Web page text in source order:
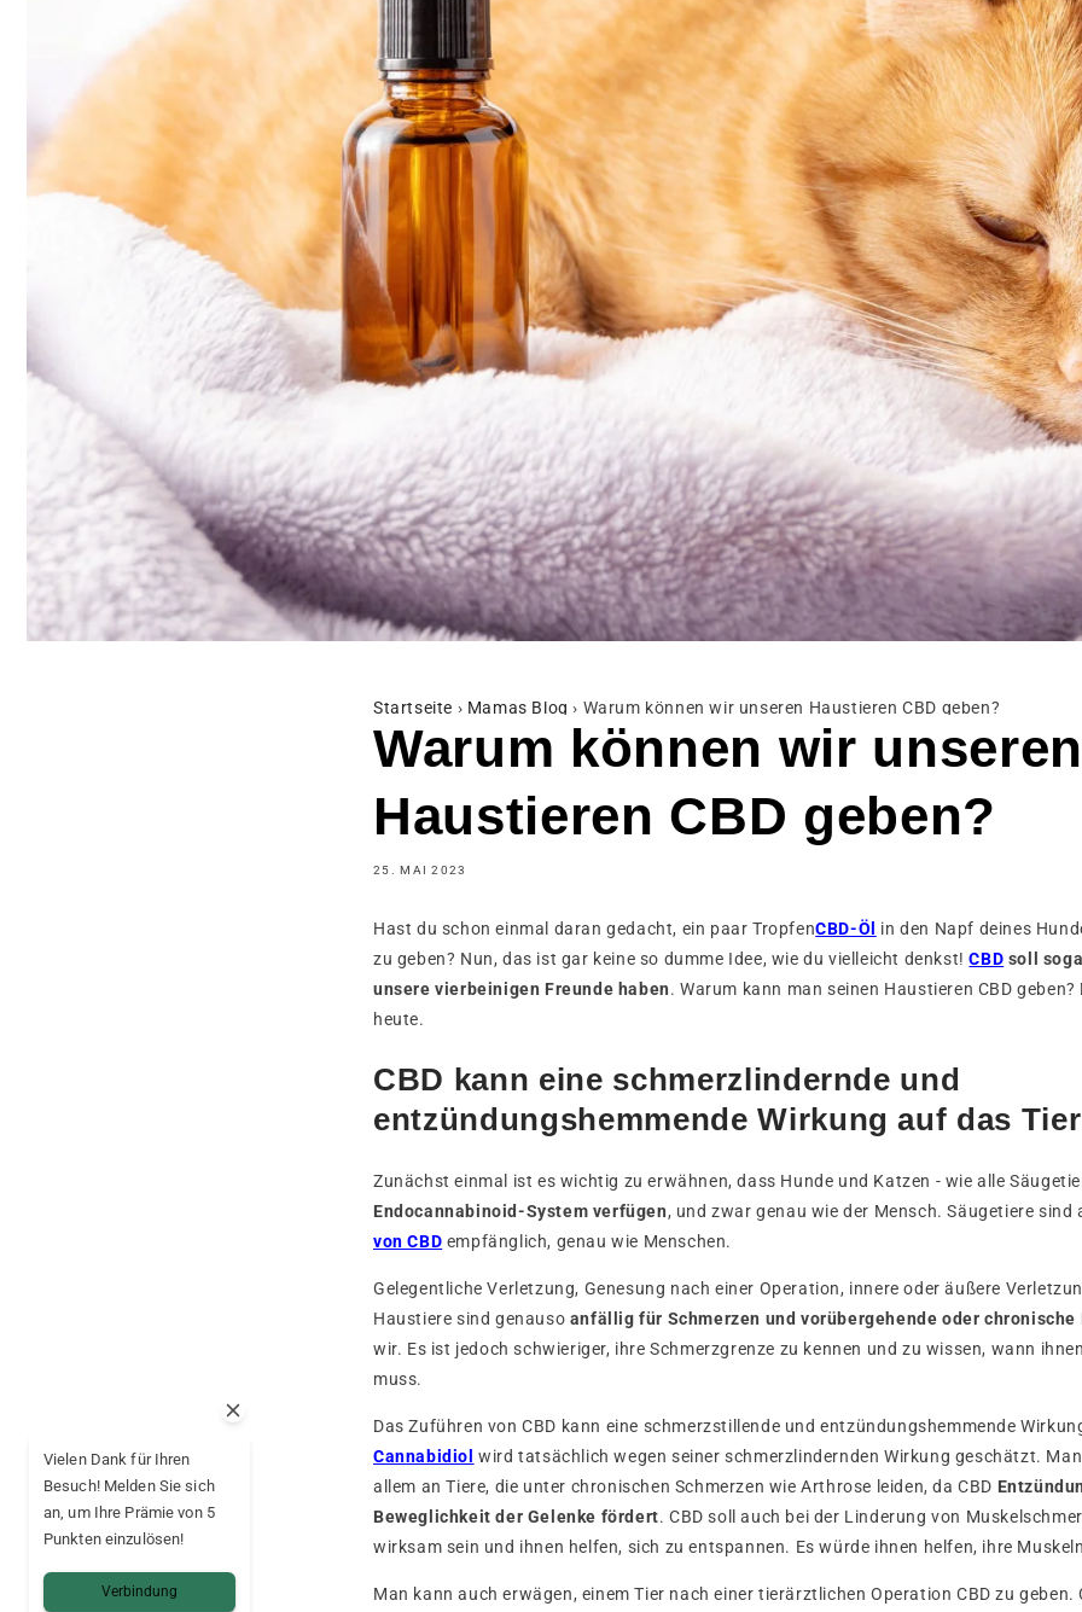
Startseite › Mamas Blog › Warum können wir unseren Haustieren CBD geben?
Warum können wir unseren
Haustieren CBD geben?
25. MAI 2023
Hast du schon einmal daran gedacht, ein paar TropfenCBD-Öl
in den Napf deines
zu geben? Nun, das ist gar keine so dumme Idee, wie du vielleicht denkst!CBD soll
unsere vierbeinigen Freunde haben. Warum kann man seinen Haustieren CBD
heute.
CBD kann eine schmerzlindernde und
entzündungshemmende Wirkung auf das
Zunächst einmal ist es wichtig zu erwähnen, dass Hunde und Katzen - wie alle
Endocannabinoid-System verfügen, und zwar genau wie der Mensch. Säugetiere
von CBD empfänglich, genau wie Menschen.
Gelegentliche Verletzung, Genesung nach einer Operation, innere oder äußere
Haustiere sind genauso anfällig für Schmerzen und vorübergehende oder
wir. Es ist jedoch schwieriger, ihre Schmerzgrenze zu kennen und zu wissen, wann
muss.
Das Zuführen von CBD kann eine schmerzstillende und entzündungshemmende
Cannabidiol wird tatsächlich wegen seiner schmerzlindernden Wirkung geschätzt.
allem an Tiere, die unter chronischen Schmerzen wie Arthrose leiden, da CBD
Beweglichkeit der Gelenke fördert. CBD soll auch bei der Linderung von
wirksam sein und ihnen helfen, sich zu entspannen. Es würde ihnen helfen, ihre
Man kann auch erwägen, einem Tier nach einer tierärztlichen Operation CBD zu geben.
Vielen Dank für Ihren
Besuch! Melden Sie sich
an, um Ihre Prämie von 5
Punkten einzulösen!
Verbindung